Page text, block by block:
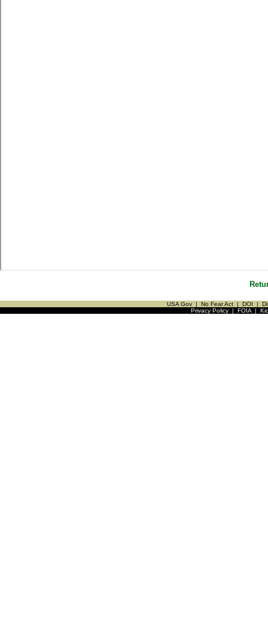
USA Gov | No Fear Act | DOI |
Privacy Policy| FOIA|